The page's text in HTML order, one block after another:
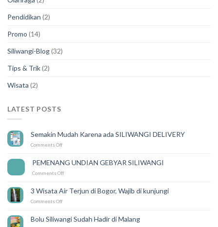
Pendidikan (2)
Promo (14)
Siliwangi-Blog(32)
Tips & Trik(2)
Wisata (2)
LATEST POSTS
Semakin Mudah Karena ada SILIWANGI DELIVERY
Comments Offon
Karena
ada
DELIVERY
PEMENANG UNDIAN GEBYAR SILIWANGI
Comments Offon
GEBYAR
3 Wisata Air Terjun di Bogor, Wajib di kunjungi
Comments Offon
Air
Bolu Siliwangi Sudah Hadir di Malang